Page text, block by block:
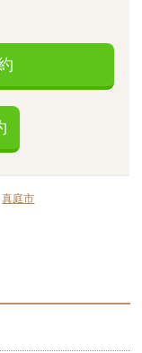
,真庭市